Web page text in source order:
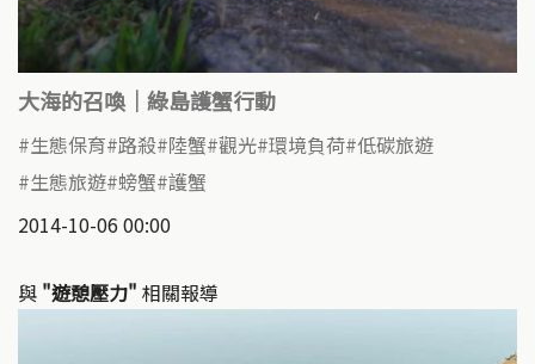
大海的召喚｜綠島護蟹行動
生態保育 路殺 陸蟹 觀光 環境負荷 低碳旅遊
生態旅遊 螃蟹 護蟹
2014-10-06 00:00
與 "遊憩壓力" 相關報導